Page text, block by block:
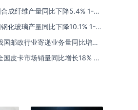
长6.4%
成纤维产量同比下降5.4% 1-6
万吨 同比增长0.8%
化玻璃产量同比下降10.1% 1-6
降8.4%
邮政行业寄递业务量同比增长
比增长6%
皮卡市场销量同比增长18% 出